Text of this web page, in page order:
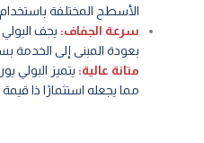
الأسطح المختلفة
سرعة الجفاف: يجف
بعودة المبنى إلى الخدمة
متانة عالية: يتميز البولي
مما يجعله استثمارًا ذا قيمة